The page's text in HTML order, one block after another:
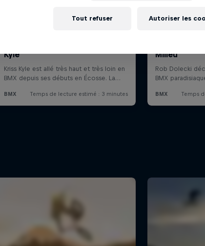
Tout refuser Autoriser les